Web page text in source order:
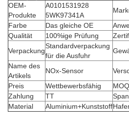
OEM-
Produkte
A0101531928
5WK97341A
Farbe
Das gleiche OE
Qualität
100%ige Prüfung
Verpackung
Standardverpackung
für die Ausfuhr
Name des
Artikels
NOx-Sensor
Preis
Wettbewerbsfähig MOQ
Zahlung
TT
Material
Aluminium+Kunststoff